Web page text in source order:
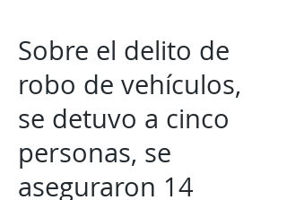
Sobre el delito de
robo de vehículos,
se detuvo a cinco
personas, se
aseguraron 14